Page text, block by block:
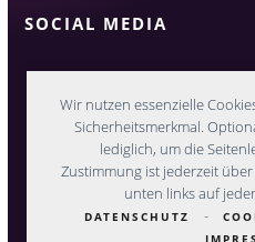
Wir nutzen essenzielle
Sicherheitsmerkmal.
lediglich, um die
Zustimmung ist jederzeit
unten links auf
DATENSCHUTZ -
SOCIAL MEDIA